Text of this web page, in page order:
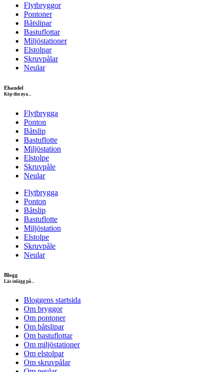
Flytbryggor
Pontoner
Båtslipar
Bastuflottar
Miljöstationer
Elstolpar
Skruvpålar
Neular
Ehandel
Köp din nya...
Flytbrygga
Ponton
Båtslip
Bastuflotte
Miljöstation
Elstolpe
Skruvpåle
Neular
Flytbrygga
Ponton
Båtslip
Bastuflotte
Miljöstation
Elstolpe
Skruvpåle
Neular
Blogg
Läs inlägg på...
Bloggens startsida
Om bryggor
Om pontoner
Om båtslipar
Om bastuflottar
Om miljöstationer
Om elstolpar
Om skruvpålar